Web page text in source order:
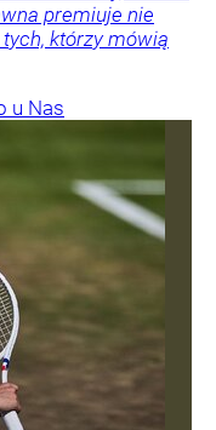
premiuje nie
którzy mówią
u Nas